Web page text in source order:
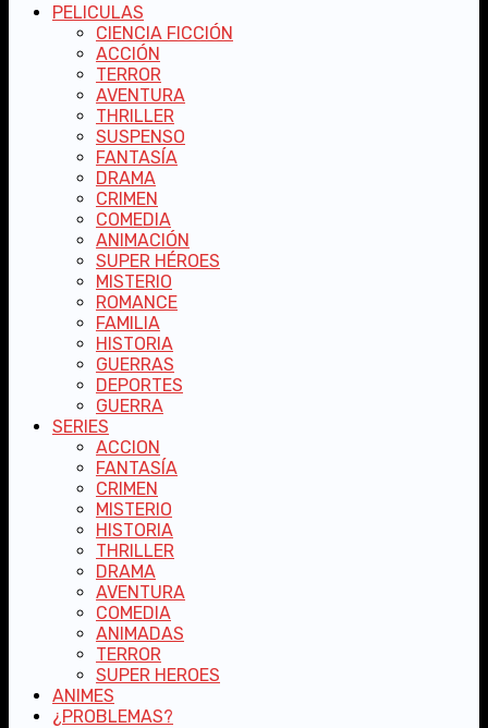
PELICULAS
CIENCIA FICCIÓN
ACCIÓN
TERROR
AVENTURA
THRILLER
SUSPENSO
FANTASÍA
DRAMA
CRIMEN
COMEDIA
ANIMACIÓN
SUPER HÉROES
MISTERIO
ROMANCE
FAMILIA
HISTORIA
GUERRAS
DEPORTES
GUERRA
SERIES
ACCION
FANTASÍA
CRIMEN
MISTERIO
HISTORIA
THRILLER
DRAMA
AVENTURA
COMEDIA
ANIMADAS
TERROR
SUPER HEROES
ANIMES
¿PROBLEMAS?